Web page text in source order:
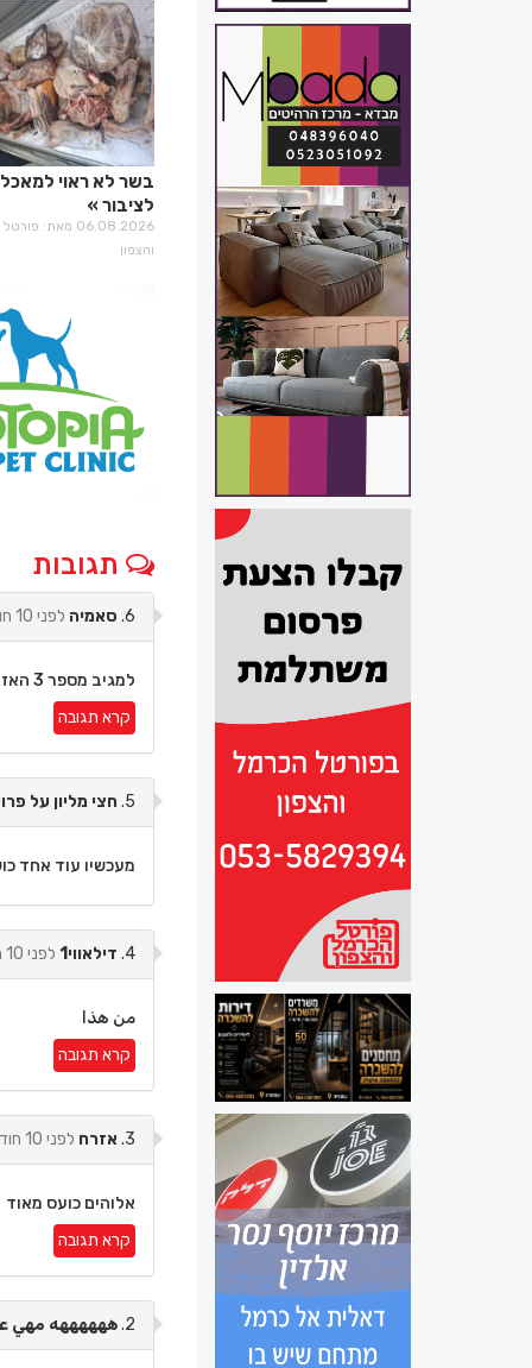
בשר לא ראוי
לציבור
06.08.2026 מאת:
והצפון
תגובות
6. סאמיה לפני 10 חודשים
למגיב מספר 3 האזרח
קרא תגובה
5. חצי מליון על
מעכשיו עוד אחד
4. דילאווי1 לפני 10 חודשים
من هذا
קרא תגובה
3. אזרח לפני 10 חודשים
אלוהים כועס מאוד
קרא תגובה
2. ههههههه مهي